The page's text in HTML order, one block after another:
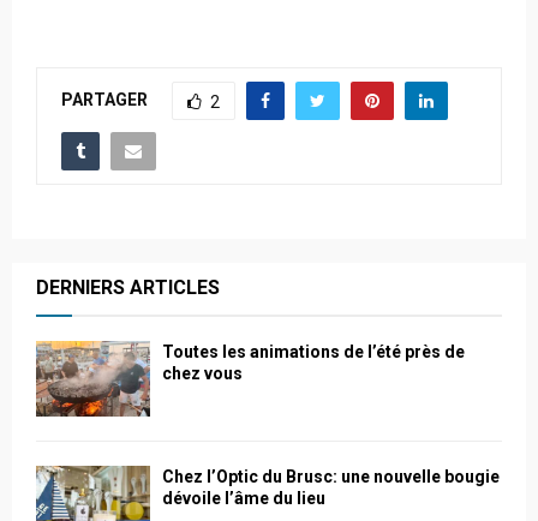
PARTAGER 2
DERNIERS ARTICLES
Toutes les animations de l’été près de
chez vous
Chez l’Optic du Brusc: une nouvelle bougie
dévoile l’âme du lieu